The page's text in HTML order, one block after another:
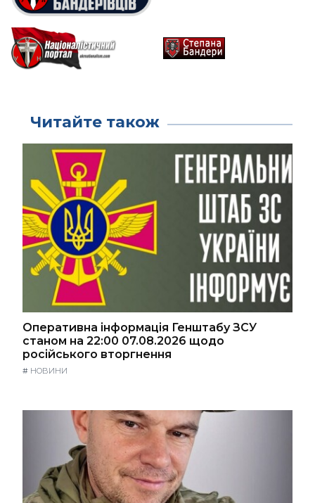
Читайте також
Оперативна інформація Генштабу ЗСУ
станом на 22:00 07.08.2026 щодо
російського вторгнення
# НОВИНИ